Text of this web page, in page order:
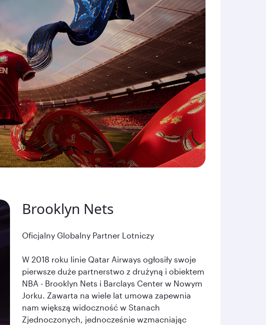
Brooklyn Nets
Oficjalny Globalny Partner Lotniczy
W 2018 roku linie Qatar Airways ogłosiły swoje
pierwsze duże partnerstwo z drużyną i obiektem
NBA - Brooklyn Nets i Barclays Center w Nowym
Jorku. Zawarta na wiele lat umowa zapewnia
nam większą widoczność w Stanach
Zjednoczonych, jednocześnie wzmacniając